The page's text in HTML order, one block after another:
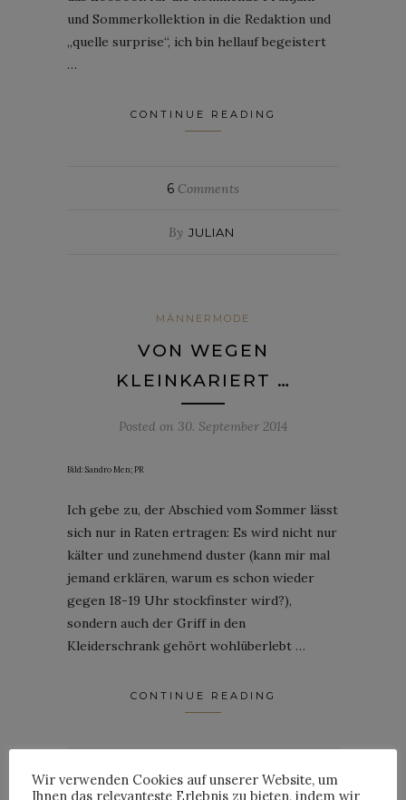
und Sommerkollektion in die Redaktion und
„quelle surprise“, ich bin hellauf begeistert
…
CONTINUE READING
6 Comments
By JULIAN
MÄNNERMODE
VON WEGEN
KLEINKARIERT …
Posted on 30. September 2014
Bild: Sandro Men; PR
Ich gebe zu, der Abschied vom Sommer lässt
sich nur in Raten ertragen: Es wird nicht nur
kälter und zunehmend duster (kann mir mal
jemand erklären, warum es schon wieder
gegen 18-19 Uhr stockfinster wird?),
sondern auch der Griff in den
Kleiderschrank gehört wohlüberlebt …
CONTINUE READING
Wir verwenden Cookies auf unserer Website, um
Ihnen das relevanteste Erlebnis zu bieten, indem wir